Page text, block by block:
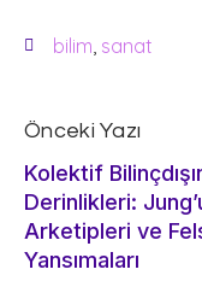
bilim, sanat
Önceki Yazı
Kolektif
Derinlikleri:
Arketipleri ve
Yansımaları